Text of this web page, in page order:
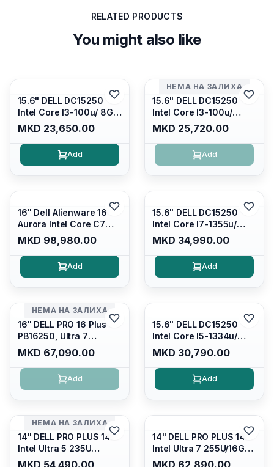
RELATED PRODUCTS
You might also like
15.6" DELL DC15250
Intel Core I3-100u/ 8GB
DDR4/ 512GB SSD M.2/
Iris Xe Graphics/ 120Hz
Anti-glare LED Display/
Backlit Kb/ Platinum
MKD 23,650.00
Add
НЕМА НА ЗАЛИХА
15.6" DELL DC15250
Intel Core I3-100u/
16GB DDR4/ 512GB SSD
M.2/ Iris Xe Graphics/
120Hz Anti-glare LED
Display/ Backlit Kb/
MKD 25,720.00
Add
16" Dell Alienware 16
Aurora Intel Core C7
240H /16GB RAM DDR5
5600mhz/ 1TB SSD M.2
Nvme/rtx4050 6GB/
Wqxga(2560x1600)
Win 11 Home/
MKD 98,980.00
Add
15.6" DELL DC15250
Intel Core I7-1355u/
16GB DDR4 / 512GB SSD
M.2 2230/ Intel UHD
Graphics/ 120Hz Anti-
glare FULLHD LED
MKD 34,990.00
Add
НЕМА НА ЗАЛИХА
16" DELL PRO 16 Plus
PB16250, Ultra 7
265U/16GB RAM (1x
16GB) 5600 Mhz DDR5/
512GB SSD M.2 Nvme/
/cam+mic,bt/backlit KB
MKD 67,090.00
Add
15.6" DELL DC15250
Intel Core I5-1334u/
16GB DDR4 (1x16gb
2666mhz)/ 512GB SSD
M.2 Nvme/ Intel UHD
Graphics/ 120Hz Anti-
MKD 30,790.00
Add
НЕМА НА ЗАЛИХА
14" DELL PRO PLUS 14
Intel Ultra 5 235U
Vpro/16gb RAM DDR5
MKD 54,490.00
14" DELL PRO PLUS 14
Intel Ultra 7 255U/16GB
RAM DDR5 5600mhz/
MKD 62,890.00